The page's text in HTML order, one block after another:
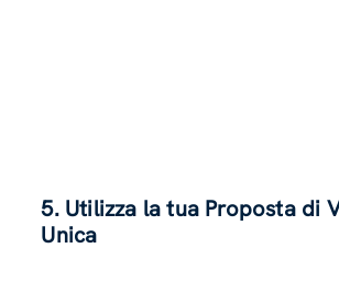
5. Utilizza la tua Proposta di
Unica